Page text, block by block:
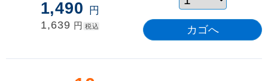
1,490 円
1,639 円 税込